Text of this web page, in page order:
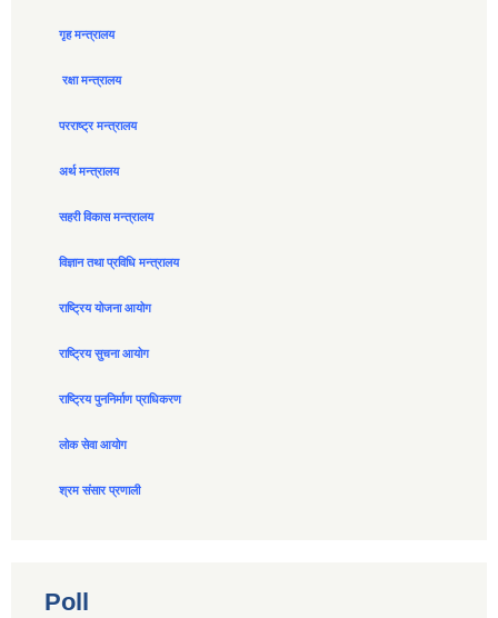
गृह मन्त्रालय
रक्षा मन्त्रालय
परराष्ट्र मन्त्रालय
अर्थ मन्त्रालय
सहरी विकास मन्त्रालय
विज्ञान तथा प्रविधि मन्त्रालय
राष्ट्रिय योजना आयोग
राष्ट्रिय सुचना आयोग
राष्ट्रिय पुननिर्माण प्राधिकरण
लोक सेवा आयोग
श्रम संसार प्रणाली
Poll